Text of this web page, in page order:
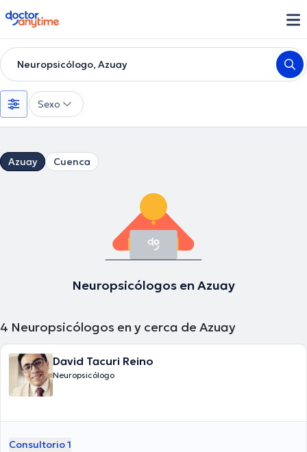
doctoranytime
Neuropsicólogo, Azuay
Sexo
Azuay Cuenca
Neuropsicólogos en Azuay
4 Neuropsicólogos en y cerca de Azuay
David Tacuri Reino
Neuropsicólogo
Consultorio 1